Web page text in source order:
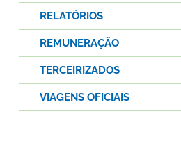
RELATÓRIOS
REMUNERAÇÃO
TERCEIRIZADOS
VIAGENS OFICIAIS